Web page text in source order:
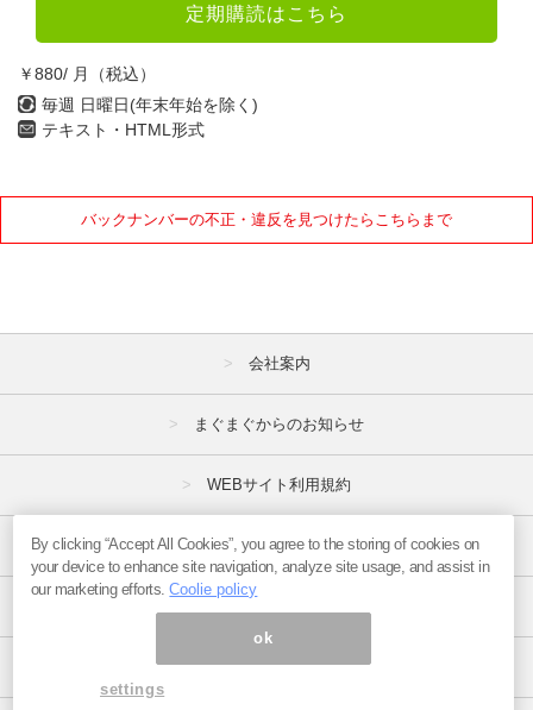
定期購読はこちら
￥880/ 月（税込）
毎週 日曜日(年末年始を除く)
テキスト・HTML形式
バックナンバーの不正・違反を見つけたらこちらまで
11月
2021年
1月
7月 8月 9月
2月
7月 8月 9月
11月
2019年
2月
5月
会社案内
まぐまぐからのお知らせ
WEBサイト利用規約
プライバシーポリシー
広告掲載はこちら
By clicking “Accept All Cookies”, you agree to the storing of cookies on
your device to enhance site navigation, analyze site usage, and assist in
our marketing efforts.Coolie policy
ok
settings